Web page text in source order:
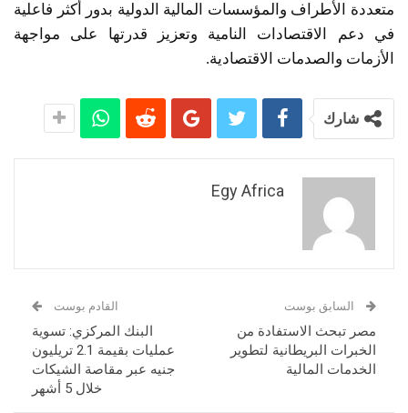
متعددة الأطراف والمؤسسات المالية الدولية بدور أكثر فاعلية
في دعم الاقتصادات النامية وتعزيز قدرتها على مواجهة
الأزمات والصدمات الاقتصادية.
شارك
Egy Africa
السابق بوست
مصر تبحث الاستفادة من
الخبرات البريطانية لتطوير
الخدمات المالية
القادم بوست
البنك المركزي: تسوية
عمليات بقيمة 2.1 تريليون
جنيه عبر مقاصة الشيكات
خلال 5 أشهر